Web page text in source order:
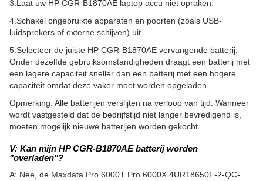
3.Laat uw HP CGR-B1870AE laptop accu niet opraken.
4.Schakel ongebruikte apparaten en poorten (zoals USB-
luidsprekers of externe schijven) uit.
5.Selecteer de juiste HP CGR-B1870AE vervangende batterij.
Onder dezelfde gebruiksomstandigheden draagt een batterij met
een lagere capaciteit sneller dan een batterij met een hogere
capaciteit omdat deze vaker moet worden opgeladen.
Opmerking: Alle batterijen verslijten na verloop van tijd. Wanneer
wordt vastgesteld dat de bedrijfstijd niet langer bevredigend is,
moeten mogelijk nieuwe batterijen worden gekocht.
V: Kan mijn HP CGR-B1870AE batterij worden
"overladen"?
A: Nee, de Maxdata Pro 6000T Pro 6000X 4UR18650F-2-QC-